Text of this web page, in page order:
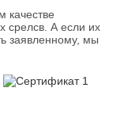
качестве
срелсв. А если их
заявленному, мы